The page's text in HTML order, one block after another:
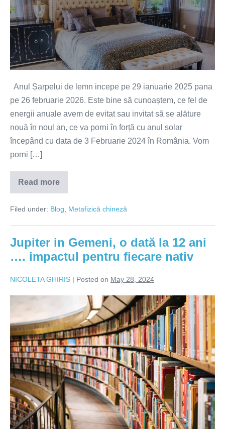
a
potența
sau
evita
energii
în
anul
2025
la
noi
în
casă/birou
Anul Șarpelui de lemn incepe pe 29 ianuarie 2025 pana
pe 26 februarie 2026. Este bine să cunoaștem, ce fel de
energii anuale avem de evitat sau invitat să se alăture
nouă în noul an, ce va porni în forță cu anul solar
începând cu data de 3 Februarie 2024 în România. Vom
porni […]
Read more
Ghid
pentru
potența
a
anumite
în
anul
la
în
Filed under: Blog, Metafizică chineză
Jupiter in Gemeni, o dată la 12 ani
…. impactul pentru fiecare nativ
NICOLETA GHIRIS | Posted on May 28, 2024
Jupiter
Gemeni,
o
dată
la
12
ani
….
impactul